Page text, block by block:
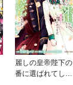
麗しの皇帝陛下の
番に選ばれてしま